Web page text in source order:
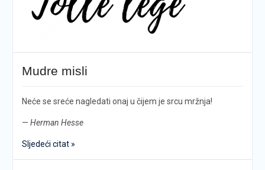
Mudre misli
Neće se sreće nagledati onaj u čijem je srcu mržnja!
— Herman Hesse
Sljedeći citat »